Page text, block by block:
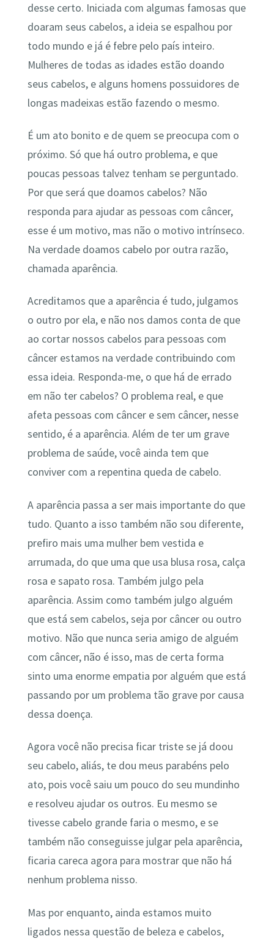
desse certo. Iniciada com algumas famosas que
doaram seus cabelos, a ideia se espalhou por
todo mundo e já é febre pelo país inteiro.
Mulheres de todas as idades estão doando
seus cabelos, e alguns homens possuidores de
longas madeixas estão fazendo o mesmo.
É um ato bonito e de quem se preocupa com o
próximo. Só que há outro problema, e que
poucas pessoas talvez tenham se perguntado.
Por que será que doamos cabelos? Não
responda para ajudar as pessoas com câncer,
esse é um motivo, mas não o motivo intrínseco.
Na verdade doamos cabelo por outra razão,
chamada aparência.
Acreditamos que a aparência é tudo, julgamos
o outro por ela, e não nos damos conta de que
ao cortar nossos cabelos para pessoas com
câncer estamos na verdade contribuindo com
essa ideia. Responda-me, o que há de errado
em não ter cabelos? O problema real, e que
afeta pessoas com câncer e sem câncer, nesse
sentido, é a aparência. Além de ter um grave
problema de saúde, você ainda tem que
conviver com a repentina queda de cabelo.
A aparência passa a ser mais importante do que
tudo. Quanto a isso também não sou diferente,
prefiro mais uma mulher bem vestida e
arrumada, do que uma que usa blusa rosa, calça
rosa e sapato rosa. Também julgo pela
aparência. Assim como também julgo alguém
que está sem cabelos, seja por câncer ou outro
motivo. Não que nunca seria amigo de alguém
com câncer, não é isso, mas de certa forma
sinto uma enorme empatia por alguém que está
passando por um problema tão grave por causa
dessa doença.
Agora você não precisa ficar triste se já doou
seu cabelo, aliás, te dou meus parabéns pelo
ato, pois você saiu um pouco do seu mundinho
e resolveu ajudar os outros. Eu mesmo se
tivesse cabelo grande faria o mesmo, e se
também não conseguisse julgar pela aparência,
ficaria careca agora para mostrar que não há
nenhum problema nisso.
Mas por enquanto, ainda estamos muito
ligados nessa questão de beleza e cabelos,